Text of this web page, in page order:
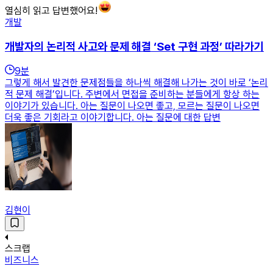
열심히 읽고 답변했어요!
개발
개발자의 논리적 사고와 문제 해결 ‘Set 구현 과정’ 따라가기
9분
그렇게 해서 발견한 문제점들을 하나씩 해결해 나가는 것이 바로 ‘논리
적 문제 해결’입니다. 주변에서 면접을 준비하는 분들에게 항상 하는
이야기가 있습니다. 아는 질문이 나오면 좋고, 모르는 질문이 나오면
더욱 좋은 기회라고 이야기합니다. 아는 질문에 대한 답변
김현이
스크랩
비즈니스